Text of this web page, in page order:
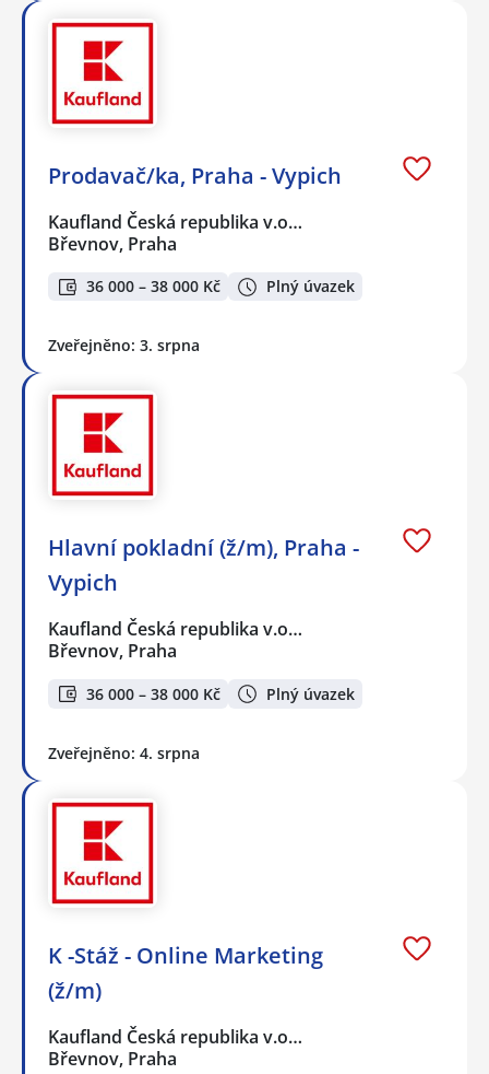
Prodavač/ka, Praha - Vypich
Kaufland Česká republika v.o…
Břevnov, Praha
36 000 – 38 000 Kč Plný úvazek
Zveřejněno: 3. srpna
Hlavní pokladní (ž/m), Praha -
Vypich
Kaufland Česká republika v.o…
Břevnov, Praha
36 000 – 38 000 Kč Plný úvazek
Zveřejněno: 4. srpna
K -Stáž - Online Marketing
(ž/m)
Kaufland Česká republika v.o…
Břevnov, Praha